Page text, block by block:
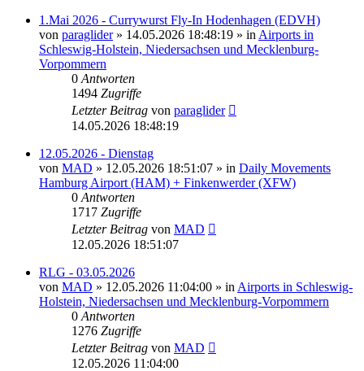
1.Mai 2026 - Currywurst Fly-In Hodenhagen (EDVH)
von paraglider» 14.05.2026 18:48:19 » in Airports in
Schleswig-Holstein, Niedersachsen und Mecklenburg-
Vorpommern
0 Antworten
1494 Zugriffe
Letzter Beitrag von paraglider
14.05.2026 18:48:19
12.05.2026 - Dienstag
von MAD » 12.05.2026 18:51:07 » in Daily Movements
Hamburg Airport (HAM) + Finkenwerder (XFW)
0 Antworten
1717 Zugriffe
Letzter Beitrag von MAD
12.05.2026 18:51:07
RLG - 03.05.2026
von MAD » 12.05.2026 11:04:00 » in Airports in Schleswig-
Holstein, Niedersachsen und Mecklenburg-Vorpommern
0 Antworten
1276 Zugriffe
Letzter Beitrag von MAD
12.05.2026 11:04:00